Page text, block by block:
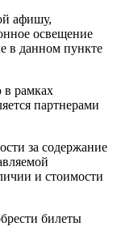
афишу,
освещение
в данном пункте
в рамках
партнерами
за содержание
и стоимости
билеты